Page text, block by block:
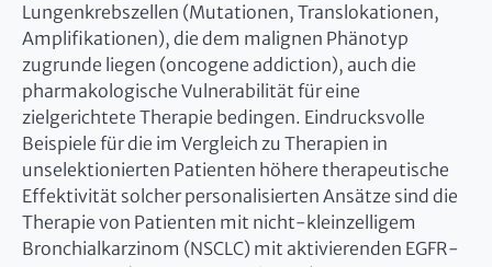
Lungenkrebszellen (Mutationen, Translokationen,
Amplifikationen), die dem malignen Phänotyp
zugrunde liegen (oncogene addiction), auch die
pharmakologische Vulnerabilität für eine
zielgerichtete Therapie bedingen. Eindrucksvolle
Beispiele für die im Vergleich zu Therapien in
unselektionierten Patienten höhere therapeutische
Effektivität solcher personalisierten Ansätze sind die
Therapie von Patienten mit nicht-kleinzelligem
Bronchialkarzinom (NSCLC) mit aktivierenden EGFR-